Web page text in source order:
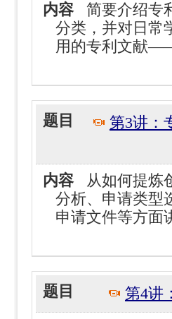
简要介绍专
分类，并对日常
用的专利文献
第3讲：
从如何提炼
分析、申请类型
申请文件等方面
第4讲